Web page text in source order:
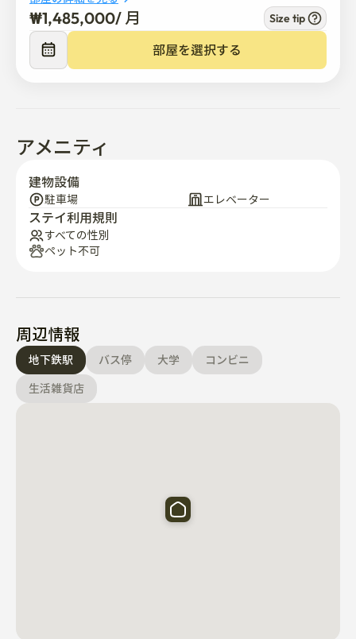
🍲smellingの強い料理(焼き魚、サムギョプサル、辛いシ
チューなど)は一切お断りしておりますので、お客様全員
に新鮮で快適なお部屋にしたいと考えております！
🐶10kg以下の小型ペットは事前承認で大歓迎です！ お友
物の裏側（1階）の指定のゴミ箱に入れていただきます。
🧹 チェックアウト前の軽い清掃（食器洗い、整理整頓）
をお願いします。
🕯️ろうそくや炎の開放はいつでも許されません – あなたの
安全が私たちの最優先事項です🔥
🪟 出発する前に、すべての窓を閉めて、エアコンやヒー
ターをオフにします。 エネルギー節約に役立ちます🌎
🌿「ハロー·ウッディ」が特別な理由は何ですか？
こんにちは、ウッディは単なる部屋以上の存在です。都
心に閉じこめられているくつろぎの隠れ家です💛 短時間
の旅行、仕事、長時間の滞在など、私たちはあなたが本
- 1部屋、ミニキッチン、プライベートバスルームを備え
た広々としたオープンプランレイアウトです。
₩1,485,000/ 月 Size tip
部屋を選択する
アメニティ
建物設備
駐車場 エレベーター
ステイ利用規則
すべての性別
ペット不可
周辺情報
地下鉄駅 バス停 大学
コンビニ
生活雑貨店